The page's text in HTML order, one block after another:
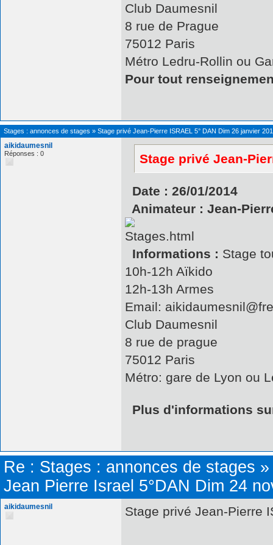
Club Daumesnil
8 rue de Prague
75012 Paris
Métro Ledru-Rollin ou
Pour tout
Stages : annonces de stages » Stage privé Jean-Pierre ISRAEL 5° DAN Dim 26 janvier
aikidaumesnil
Réponses : 0 Stage privé Jean-
Date : 26/01/2014
Animateur : Jean-
Informations : Stage
10h-12h Aïkido
12h-13h Armes
Email:
Club Daumesnil
8 rue de prague
75012 Paris
Métro: gare de Lyon ou
Plus d'informations
Re : Stages : annonces de stages
Jean Pierre Israel 5°DAN Dim 24
aikidaumesnil Stage privé Jean-Pierre